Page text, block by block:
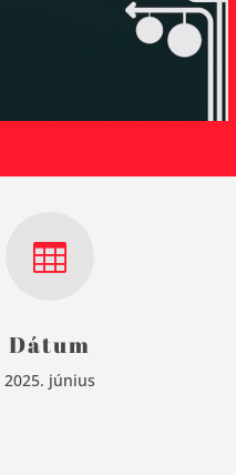

Dátum
2025. június